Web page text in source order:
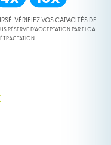
VÉRIFIEZ VOS CAPACITÉS DE
RÉSERVE D’ACCEPTATION PAR FLOA.